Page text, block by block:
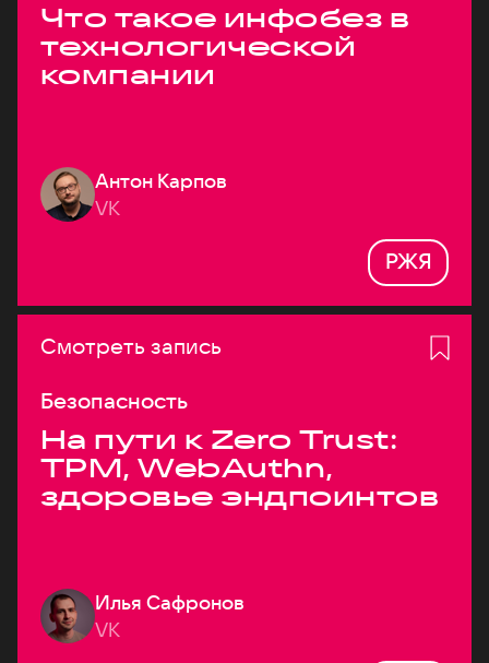
Что такое инфобез в
технологической
компании
Антон Карпов
VK
РЖЯ
Смотреть запись
Безопасность
На пути к Zero Trust:
TPM, WebAuthn,
здоровье эндпоинтов
Илья Сафронов
VK